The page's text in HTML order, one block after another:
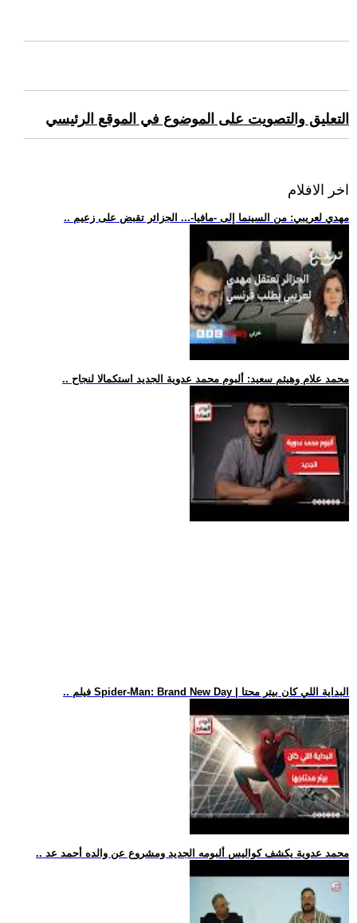
التعليق والتصويت على الموضوع في الموقع الرئيسي
اخر الافلام
.. مهدي لعريبي: من السينما إلى -مافيا-... الجزائر تقبض على زعيم
.. محمد علام وهيثم سعيد: ألبوم محمد عدوية الجديد استكمالا لنجاح
.. فيلم Spider-Man: Brand New Day | البداية اللي كان بيتر محتا
.. محمد عدوية يكشف كواليس ألبومه الجديد ومشروع عن والده أحمد عد